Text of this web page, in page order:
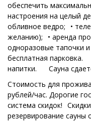
обеспечить
настроения на целый
обливное ведро;⁣⁣⠀•
желанию);⁣⁣⠀• аренда
одноразовые тапочки
бесплатная
напитки. ⁣⁣⠀⁣⁣⠀Сауна
Стоимость для
рублей/час. Дорогие
система
резервирование